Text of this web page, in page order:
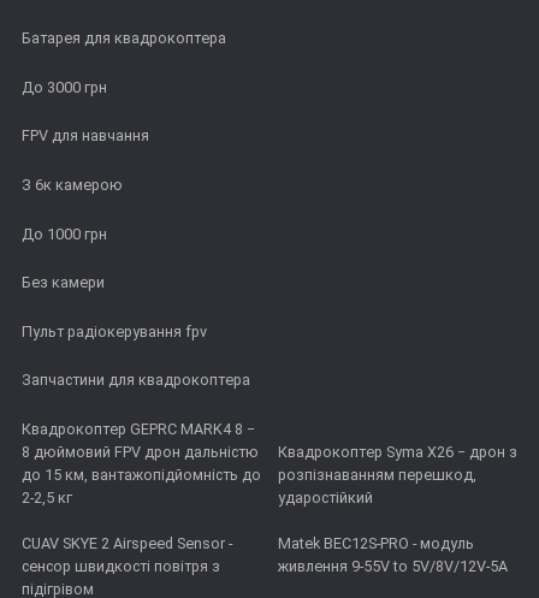
Батарея для квадрокоптера
До 3000 грн
FPV для навчання
З 6к камерою
До 1000 грн
Без камери
Пульт радіокерування fpv
Запчастини для квадрокоптера
Квадрокоптер GEPRC MARK4 8 −
8 дюймовий FPV дрон дальністю
до 15 км, вантажопідйомність до
2-2,5 кг
CUAV SKYE 2 Airspeed Sensor -
сенсор швидкості повітря з
підігрівом
Квадрокоптер Syma X26 − дрон з
розпізнаванням перешкод,
ударостійкий
Matek BEC12S-PRO - модуль
живлення 9-55V to 5V/8V/12V-5A